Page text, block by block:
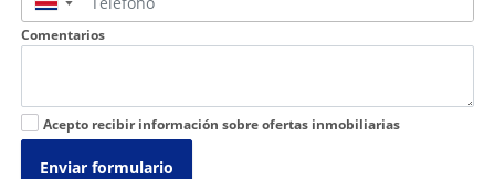
▼
Comentarios
Acepto recibir información sobre ofertas inmobiliarias
Enviar formulario